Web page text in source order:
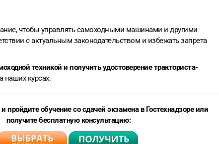
чтобы управлять самоходными машинами и другими
с актуальным законодательством и избежать запрета
техникой и получить удостоверение тракториста-
курсах.
пройдите обучение со сдачей экзамена в Гостехнадзоре или
получите бесплатную консультацию: